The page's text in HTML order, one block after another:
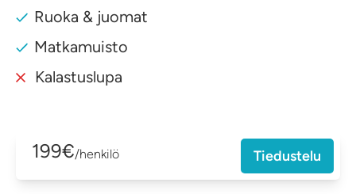
Ruoka & juomat
Matkamuisto
Kalastuslupa
199€/henkilö Tiedustelu